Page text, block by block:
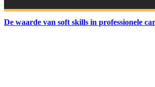
De waarde van soft skills in professionele